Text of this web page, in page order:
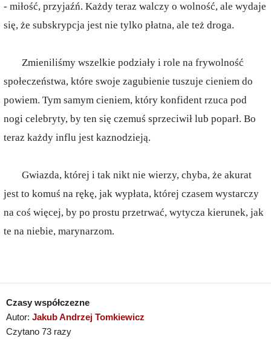
- miłość, przyjaźń. Każdy teraz walczy o wolność, ale wydaje
się, że subskrypcja jest nie tylko płatna, ale też droga.
Zmieniliśmy wszelkie podziały i role na frywolność
społeczeństwa, które swoje zagubienie tuszuje cieniem do
powiem. Tym samym cieniem, który konfident rzuca pod
nogi celebryty, by ten się czemuś sprzeciwił lub poparł. Bo
teraz każdy influ jest kaznodzieją.
Gwiazda, której i tak nikt nie wierzy, chyba, że akurat
jest to komuś na rękę, jak wypłata, której czasem wystarczy
na coś więcej, by po prostu przetrwać, wytycza kierunek, jak
te na niebie, marynarzom.
Czasy współczezne
Autor: Jakub Andrzej Tomkiewicz
Czytano 73 razy